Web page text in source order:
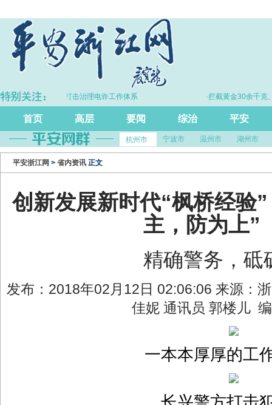
持续完善打击治理电诈工作体系 ·拦截黄金30余千克、现金2
首页 高层 要闻 综治 平安
杭州市 宁波市 温州市 湖州市
平安浙江网 > 省内资讯 正文
创新发展新时代“枫桥经验
主，防为上”
精确警务，砥
发布：2018年02月12日 02:06:06 来源：
佳妮 通讯员 郭楼儿
一本本厚厚的